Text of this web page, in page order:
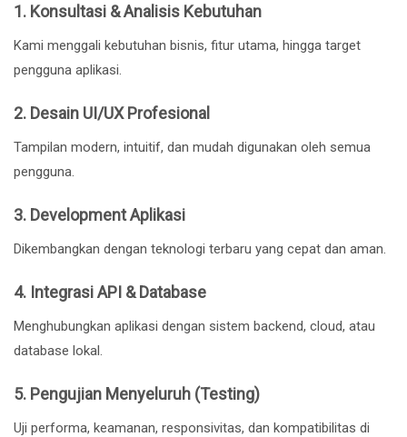
1. Konsultasi & Analisis Kebutuhan
Kami menggali kebutuhan bisnis, fitur utama, hingga target
pengguna aplikasi.
2. Desain UI/UX Profesional
Tampilan modern, intuitif, dan mudah digunakan oleh semua
pengguna.
3. Development Aplikasi
Dikembangkan dengan teknologi terbaru yang cepat dan aman.
4. Integrasi API & Database
Menghubungkan aplikasi dengan sistem backend, cloud, atau
database lokal.
5. Pengujian Menyeluruh (Testing)
Uji performa, keamanan, responsivitas, dan kompatibilitas di